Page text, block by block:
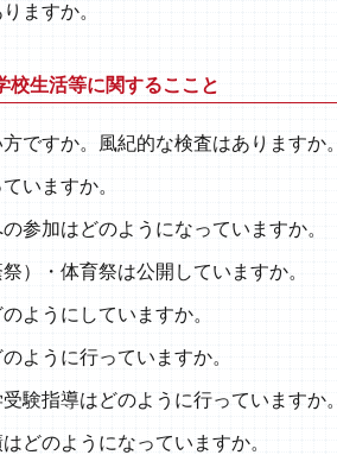
ますか。
校生活等に関するここと
ですか。風紀的な検査はありますか。
いますか。
参加はどのようになっていますか。
）・体育祭は公開していますか。
ようにしていますか。
ように行っていますか。
験指導はどのように行っていますか。
どのようになっていますか。